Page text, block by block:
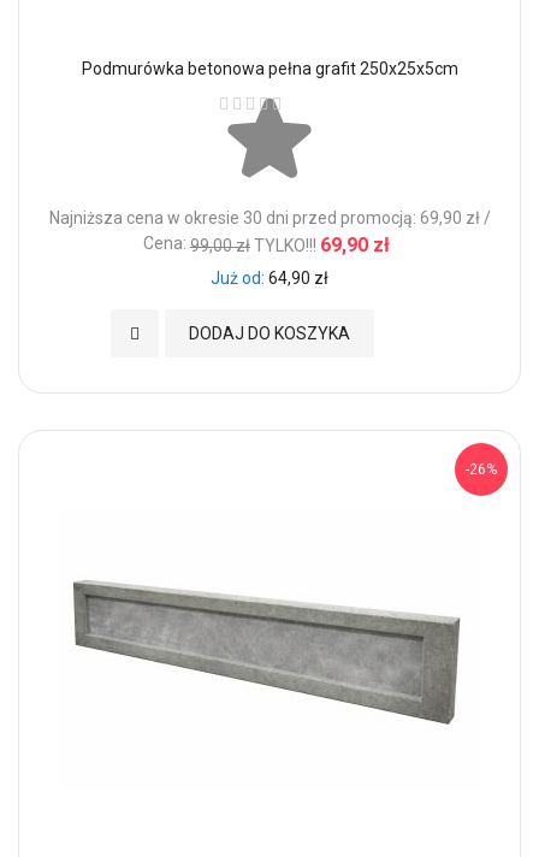
Podmurówka betonowa pełna grafit 250x25x5cm
Ocena:
Najniższa cena w okresie 30 dni przed promocją: 69,90 zł /
Cena: 99,00 złTYLKO!!! 69,90 zł
Już od 64,90 zł
DODAJ DO KOSZYKA
Dodaj do Ulubionych
-26%